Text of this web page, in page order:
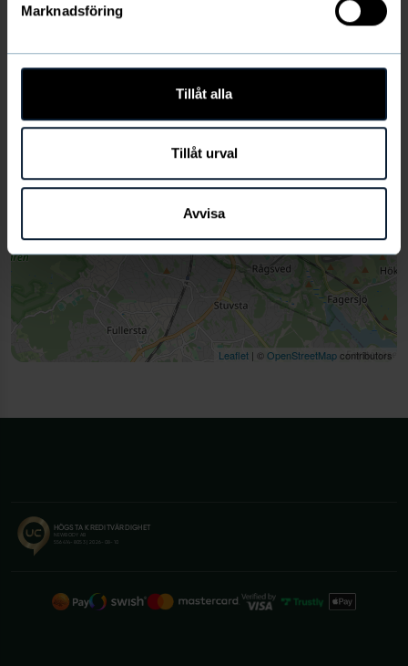
Marknadsföring
Tillåt alla
Tillåt urval
Avvisa
Leaflet | ©OpenStreetMapcontributors